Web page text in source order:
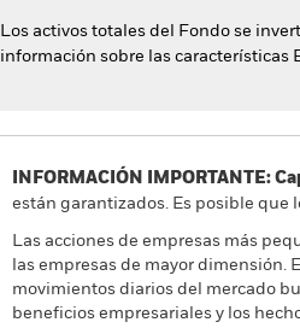
Los activos totales del Fondo se
información sobre las características
INFORMACIÓN IMPORTANTE:
están garantizados. Es posible
Las acciones de empresas más
las empresas de mayor dimensión.
movimientos diarios del mercado
beneficios empresariales y los